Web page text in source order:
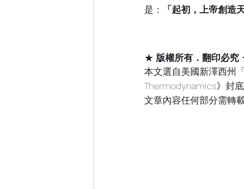
是：
「起初，上帝創造
★ 版權所有．翻印必究
本文選自美國新澤西州
Thermodynamics》封
文章內容任何部分需轉